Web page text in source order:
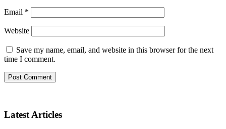
Email *
Website
Save my name, email, and website in this browser for the next
time I comment.
Latest Articles